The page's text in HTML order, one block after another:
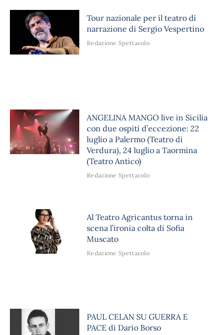
Tour nazionale per il teatro di
narrazione di Sergio Vespertino
Redazione Spettacolo
ANGELINA MANGO live in Sicilia
con due ospiti d’eccezione: 22
luglio a Palermo (Teatro di
Verdura), 24 luglio a Taormina
(Teatro Antico)
Redazione Spettacolo
Al Teatro Agricantus torna in
scena l’ironia colta di Sofia
Muscato
Redazione Spettacolo
PAUL CELAN SU GUERRA E
PACE di Dario Borso